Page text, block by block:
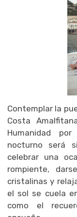
Contemplar la
Costa
Humanidad
nocturno será
celebrar una
rompiente,
cristalinas y
el sol se cuela
como el